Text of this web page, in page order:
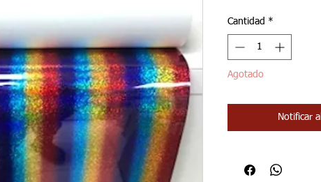
Cantidad *
Agotado
Notificar